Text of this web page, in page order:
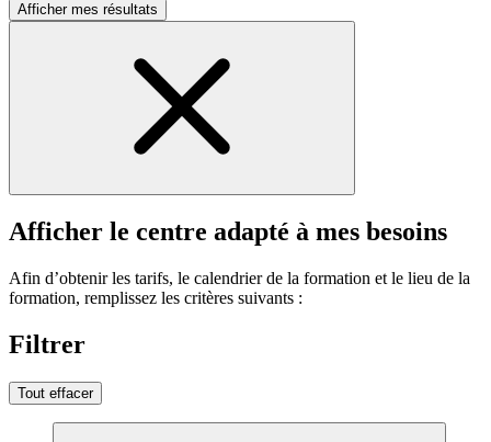
Afficher mes résultats
Afficher le centre adapté à mes besoins
Afin d’obtenir les tarifs, le calendrier de la formation et le lieu de la
formation, remplissez les critères suivants :
Filtrer
Tout effacer